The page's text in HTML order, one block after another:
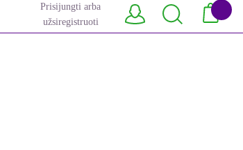
Prisijungti arba
užsiregistruoti